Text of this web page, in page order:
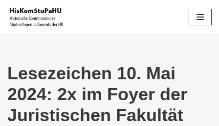
Zum
Lesezeichen 10. Mai
2024: 2x im Foyer der
Juristischen Fakultät